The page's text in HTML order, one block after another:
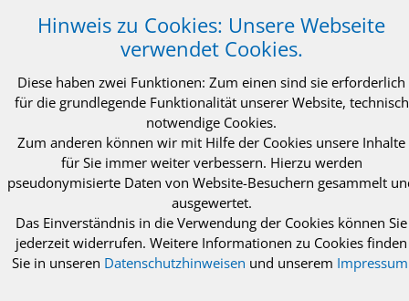
NEWSLETTER Abonnieren
© 2021 INTEWA GmbH Aachen
Impressum
Datenschutzerklärung
Hinweis zu Cookies: Unsere Webseite
verwendet Cookies.
Diese haben zwei Funktionen: Zum einen sind sie erforderlich
für die grundlegende Funktionalität unserer Website, technisch
notwendige Cookies.
Zum anderen können wir mit Hilfe der Cookies unsere Inhalte
für Sie immer weiter verbessern. Hierzu werden
pseudonymisierte Daten von Website-Besuchern gesammelt
ausgewertet.
Das Einverständnis in die Verwendung der Cookies können Sie
jederzeit widerrufen. Weitere Informationen zu Cookies finden
Sie in unseren Datenschutzhinweisen und unserem Impressum